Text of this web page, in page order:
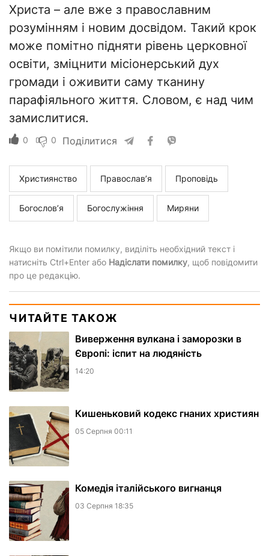
Христа – але вже з православним
розумінням і новим досвідом. Такий крок
може помітно підняти рівень церковної
освіти, зміцнити місіонерський дух
громади і оживити саму тканину
парафіяльного життя. Словом, є над чим
замислитися.
0 0 Поділитися
Християнство Православ’я Проповідь
Богослов’я Богослужіння Миряни
Якщо ви помітили помилку, виділіть необхідний текст і
натисніть Ctrl+Enter або Надіслати помилку, щоб повідомити
про це редакцію.
ЧИТАЙТЕ ТАКОЖ
Виверження вулкана і заморозки в
Європі: іспит на людяність
14:20
Кишеньковий кодекс гнаних християн
05 Серпня 00:11
Комедія італійського вигнанця
03 Серпня 18:35